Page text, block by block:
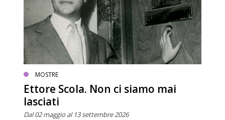
MOSTRE
Ettore Scola. Non ci siamo mai
lasciati
Dal 02 maggio al 13 settembre 2026